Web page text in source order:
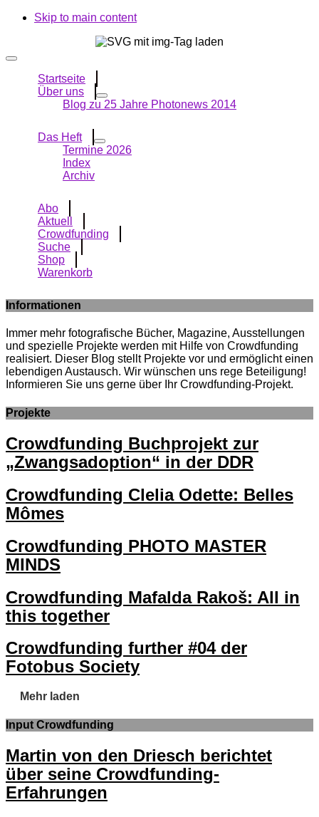
Skip to main content
Startseite
Über uns
Blog zu 25 Jahre Photonews 2014
Das Heft
Termine 2026
Index
Archiv
Abo
Aktuell
Crowdfunding
Suche
Shop
Warenkorb
Informationen
Immer mehr fotografische Bücher, Magazine, Ausstellungen
und spezielle Projekte werden mit Hilfe von Crowdfunding
realisiert. Dieser Blog stellt Projekte vor und ermöglicht einen
lebendigen Austausch. Wir wünschen uns rege Beteiligung!
Informieren Sie uns gerne über Ihr Crowdfunding-Projekt.
Projekte
Crowdfunding Buchprojekt zur
„Zwangsadoption“ in der DDR
Crowdfunding Clelia Odette: Belles
Mômes
Crowdfunding PHOTO MASTER
MINDS
Crowdfunding Mafalda Rakoš: All in
this together
Crowdfunding further #04 der
Fotobus Society
Mehr laden
Input Crowdfunding
Martin von den Driesch berichtet
über seine Crowdfunding-
Erfahrungen